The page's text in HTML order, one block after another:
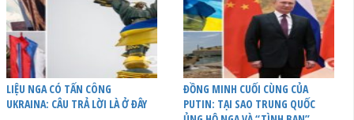
LIỆU NGA CÓ TẤN CÔNG
UKRAINA: CÂU TRẢ LỜI LÀ Ở ĐÂY
ĐỒNG MINH CUỐI CÙNG CỦA
PUTIN: TẠI SAO TRUNG QUỐC